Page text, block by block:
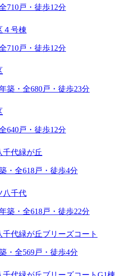
710戸・徒歩12分
４号棟
710戸・徒歩12分
築・全680戸・徒歩23分
640戸・徒歩12分
千代緑が丘
・全618戸・徒歩4分
八千代
築・全618戸・徒歩22分
千代緑が丘ブリーズコート
・全569戸・徒歩4分